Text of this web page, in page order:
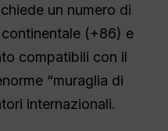
un numero di
(+86) e
compatibili con il
“muraglia di
internazionali.